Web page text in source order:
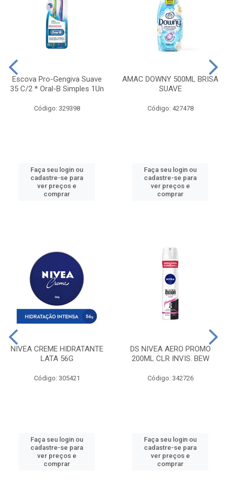
Escova Pro-Gengiva Suave
35 C/2 * Oral-B Simples 1Un
Código: 329398
Faça seu login ou
cadastre-se para
ver preços e
comprar
AMAC DOWNY 500ML BRISA
SUAVE
Código: 427478
Faça seu login ou
cadastre-se para
ver preços e
comprar
NIVEA CREME HIDRATANTE
LATA 56G
Código: 305421
Faça seu login ou
cadastre-se para
ver preços e
comprar
DS NIVEA AERO PROMO
200ML CLR INVIS. BEW
Código: 342726
Faça seu login ou
cadastre-se para
ver preços e
comprar